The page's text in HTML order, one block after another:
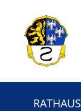
RATHAUS